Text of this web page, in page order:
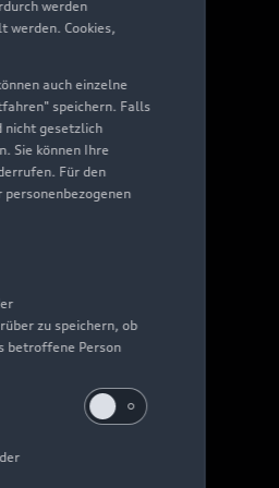
werden
werden. Cookies,
auch einzelne
speichern. Falls
nicht gesetzlich
Sie können Ihre
Für den
zu speichern, ob
betroffene Person